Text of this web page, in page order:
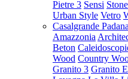
Pietre 3 Sensi
Urban Style Vetro
Casalgrande Padana
Amazzonia
Beton
Wood Country
Granito 3 Granito